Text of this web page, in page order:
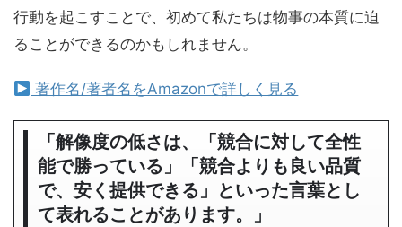
行動を起こすことで、初めて私たちは物事の本質に迫
ることができるのかもしれません。
著作名/著者名をAmazonで詳しく見る
「解像度の低さは、「競合に対して全性
能で勝っている」「競合よりも良い品質
で、安く提供できる」といった言葉とし
て表れることがあります。」